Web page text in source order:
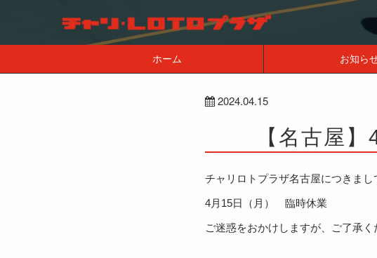
ホーム お知ら
2024.04.15
【名古屋
チャリロトプラザ名古屋につきま
4月15日（月） 臨時休業
ご迷惑をおかけしますが、ご了承